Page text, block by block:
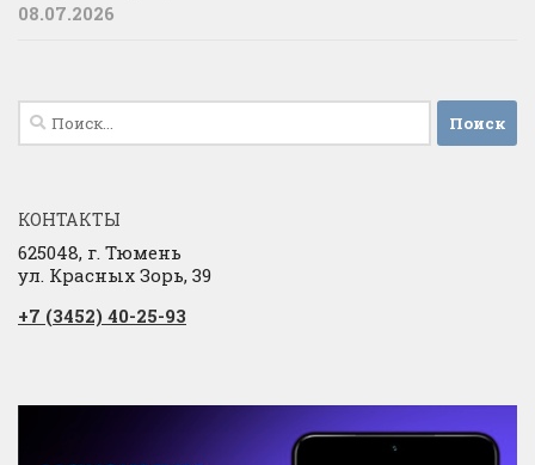
08.07.2026
Найти:
КОНТАКТЫ
625048, г. Тюмень
ул. Красных Зорь, 39
+7 (3452) 40-25-93